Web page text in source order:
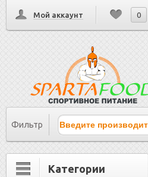
Мой аккаунт 0
Фильтр
Категории